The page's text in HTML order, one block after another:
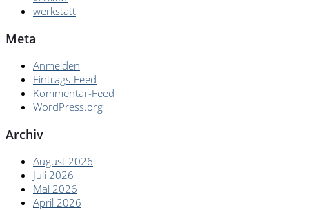
werkstatt
Meta
Anmelden
Eintrags-Feed
Kommentar-Feed
WordPress.org
Archiv
August 2026
Juli 2026
Mai 2026
April 2026